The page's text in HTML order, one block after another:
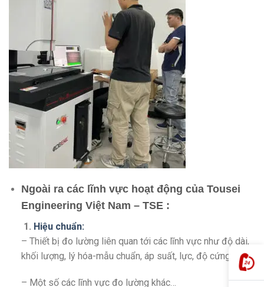
Ngoài ra các lĩnh vực hoạt động của Tousei
Engineering Việt Nam – TSE :
1. Hiệu chuẩn:
– Thiết bị đo lường liên quan tới các lĩnh vực như độ dài,
khối lượng, lý hóa-mẫu chuẩn, áp suất, lực, độ cứng, điện
– Một số các lĩnh vực đo lường khác…